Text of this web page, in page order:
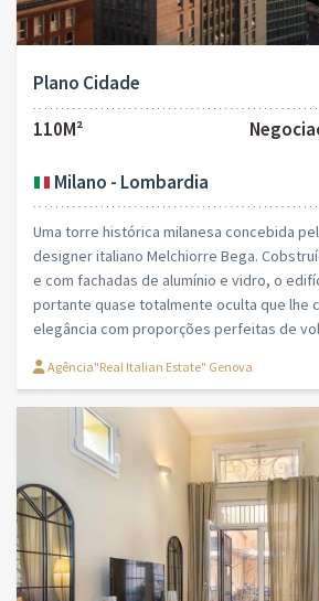
Plano Cidade
110M²
Milano - Lombardia
Uma torre histórica milanesa concebida
designer italiano Melchiorre Bega.
e com fachadas de alumínio e vidro, o
portante quase totalmente oculta que lhe
elegância com proporções perfeitas de
Agência"Real Italian Estate" Genova